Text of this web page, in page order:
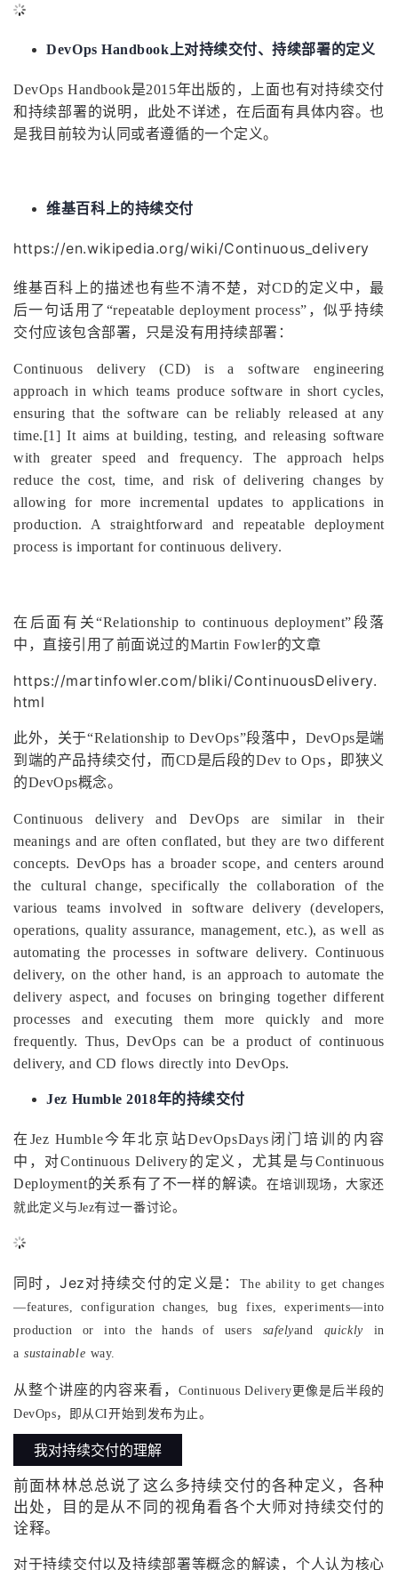
DevOps Handbook上对持续交付、持续部署的定义
DevOps Handbook是2015年出版的，上面也有对持续交付
和持续部署的说明，此处不详述，在后面有具体内容。也
是我目前较为认同或者遵循的一个定义。
维基百科上的持续交付
https://en.wikipedia.org/wiki/Continuous_delivery
维基百科上的描述也有些不清不楚，对CD的定义中，最
后一句话用了“repeatable deployment process”，似乎持续
交付应该包含部署，只是没有用持续部署：
Continuous delivery (CD) is a software engineering
approach in which teams produce software in short cycles,
ensuring that the software can be reliably released at any
time.[1] It aims at building, testing, and releasing software
with greater speed and frequency. The approach helps
reduce the cost, time, and risk of delivering changes by
allowing for more incremental updates to applications in
production. A straightforward and repeatable deployment
process is important for continuous delivery.
在后面有关“Relationship to continuous deployment”段落
中，直接引用了前面说过的Martin Fowler的文章
https://martinfowler.com/bliki/ContinuousDelivery.
html
此外，关于“Relationship to DevOps”段落中，DevOps是端
到端的产品持续交付，而CD是后段的Dev to Ops，即狭义
的DevOps概念。
Continuous delivery and DevOps are similar in their
meanings and are often conflated, but they are two different
concepts. DevOps has a broader scope, and centers around
the cultural change, specifically the collaboration of the
various teams involved in software delivery (developers,
operations, quality assurance, management, etc.), as well as
automating the processes in software delivery. Continuous
delivery, on the other hand, is an approach to automate the
delivery aspect, and focuses on bringing together different
processes and executing them more quickly and more
frequently. Thus, DevOps can be a product of continuous
delivery, and CD flows directly into DevOps.
Jez Humble 2018年的持续交付
在Jez Humble今年北京站DevOpsDays闭门培训的内容
中，对Continuous Delivery的定义，尤其是与Continuous
Deployment的关系有了不一样的解读。在培训现场，大家还
就此定义与Jez有过一番讨论。
同时，Jez对持续交付的定义是：
The ability to get changes
—features, configuration changes, bug
fixes, experiments—into
production or into the hands of users
safelyand quickly
in
a sustainable way.
从整个讲座的内容来看，
Continuous Delivery更像是后半段的
DevOps，即从CI开始到发布为止。
我对持续交付的理解
前面林林总总说了这么多持续交付的各种定义，各种
出处，目的是从不同的视角看各个大师对持续交付的
诠释。
对于持续交付以及持续部署等概念的解读，个人认为核心